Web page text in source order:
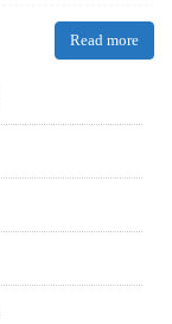
Read more